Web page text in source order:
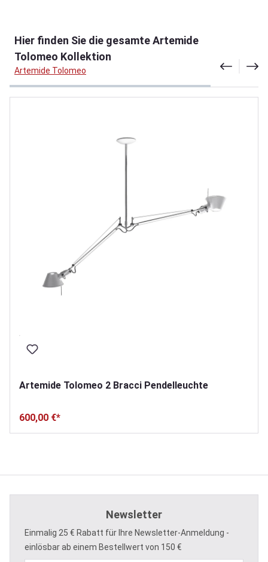
Hier finden Sie die gesamte Artemide
Tolomeo Kollektion
Artemide Tolomeo
Artemide Tolomeo 2 Bracci Pendelleuchte
600,00 €*
Newsletter
Einmalig 25 € Rabatt für Ihre Newsletter-Anmeldung -
einlösbar ab einem Bestellwert von 150 €